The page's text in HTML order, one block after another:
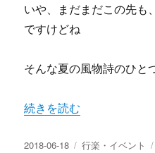
いや、まだまだこの先も
ですけどね
そんな夏の風物詩のひと
“盆踊りをする意味って
続きを読む
投
2018-06-18
カ
行楽・イベント